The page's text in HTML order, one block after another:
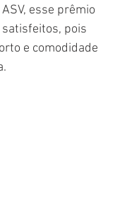
esse prêmio
pois
e comodidade